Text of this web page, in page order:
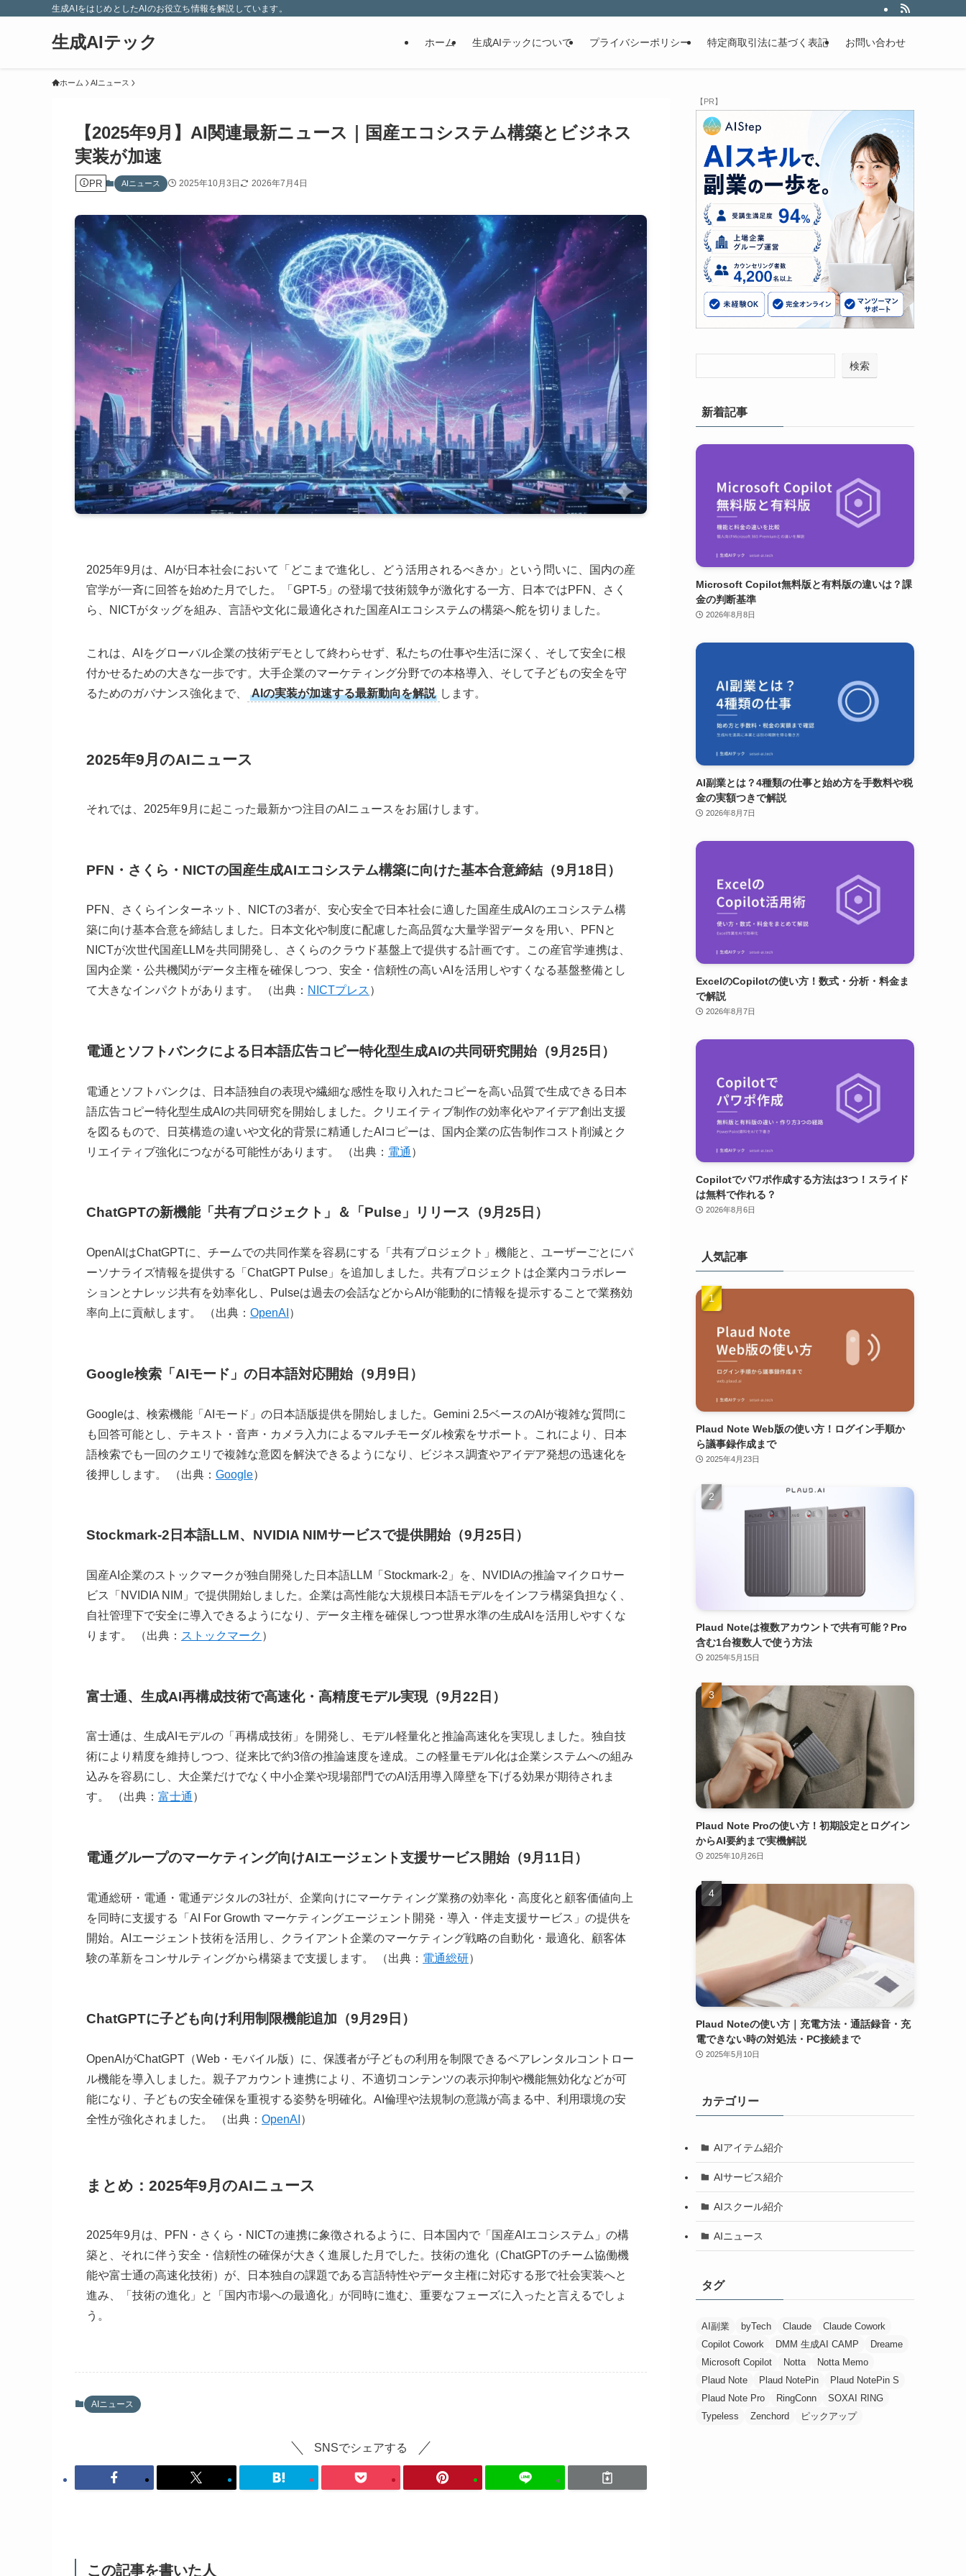
生成AIをはじめとしたAIのお役立ち情報を解説しています。
生成AIテック ホーム 生成AIテックについて プライバシーポリシー 特定商取引法に基づく表記 お問い合わせ
ホーム AIニュース
【2025年9月】AI関連最新ニュース｜国産エコシステム構築とビジネス
実装が加速
PR AIニュース 2025年10月3日 2026年7月4日
2025年9月は、AIが日本社会において「どこまで進化し、どう活用されるべきか」という問いに、国内の産
官学が一斉に回答を始めた月でした。「GPT-5」の登場で技術競争が激化する一方、日本ではPFN、さく
ら、NICTがタッグを組み、言語や文化に最適化された国産AIエコシステムの構築へ舵を切りました。
これは、AIをグローバル企業の技術デモとして終わらせず、私たちの仕事や生活に深く、そして安全に根
付かせるための大きな一歩です。大手企業のマーケティング分野での本格導入、そして子どもの安全を守
るためのガバナンス強化まで、
AIの実装が加速する最新動向を解説 します。
2025年9月のAIニュース
それでは、2025年9月に起こった最新かつ注目のAIニュースをお届けします。
PFN・さくら・NICTの国産生成AIエコシステム構築に向けた基本合意締結（9月18日）
PFN、さくらインターネット、NICTの3者が、安心安全で日本社会に適した国産生成AIのエコシステム構
築に向け基本合意を締結しました。日本文化や制度に配慮した高品質な大量学習データを用い、PFNと
NICTが次世代国産LLMを共同開発し、さくらのクラウド基盤上で提供する計画です。この産官学連携は、
国内企業・公共機関がデータ主権を確保しつつ、安全・信頼性の高いAIを活用しやすくなる基盤整備とし
て大きなインパクトがあります。 （出典： NICTプレス ）
電通とソフトバンクによる日本語広告コピー特化型生成AIの共同研究開始（9月25日）
電通とソフトバンクは、日本語独自の表現や繊細な感性を取り入れたコピーを高い品質で生成できる日本
語広告コピー特化型生成AIの共同研究を開始しました。クリエイティブ制作の効率化やアイデア創出支援
を図るもので、日英構造の違いや文化的背景に精通したAIコピーは、国内企業の広告制作コスト削減とク
リエイティブ強化につながる可能性があります。 （出典： 電通 ）
ChatGPTの新機能「共有プロジェクト」＆「Pulse」リリース（9月25日）
OpenAIはChatGPTに、チームでの共同作業を容易にする「共有プロジェクト」機能と、ユーザーごとにパ
ーソナライズ情報を提供する「ChatGPT Pulse」を追加しました。共有プロジェクトは企業内コラボレー
ションとナレッジ共有を効率化し、Pulseは過去の会話などからAIが能動的に情報を提示することで業務効
率向上に貢献します。 （出典： OpenAI ）
Google検索「AIモード」の日本語対応開始（9月9日）
Googleは、検索機能「AIモード」の日本語版提供を開始しました。Gemini 2.5ベースのAIが複雑な質問に
も回答可能とし、テキスト・音声・カメラ入力によるマルチモーダル検索をサポート。これにより、日本
語検索でも一回のクエリで複雑な意図を解決できるようになり、ビジネス調査やアイデア発想の迅速化を
後押しします。 （出典： Google）
Stockmark-2日本語LLM、NVIDIA NIMサービスで提供開始（9月25日）
国産AI企業のストックマークが独自開発した日本語LLM「Stockmark-2」を、NVIDIAの推論マイクロサー
ビス「NVIDIA NIM」で提供開始しました。企業は高性能な大規模日本語モデルをインフラ構築負担なく、
自社管理下で安全に導入できるようになり、データ主権を確保しつつ世界水準の生成AIを活用しやすくな
ります。 （出典： ストックマーク ）
富士通、生成AI再構成技術で高速化・高精度モデル実現（9月22日）
富士通は、生成AIモデルの「再構成技術」を開発し、モデル軽量化と推論高速化を実現しました。独自技
術により精度を維持しつつ、従来比で約3倍の推論速度を達成。この軽量モデル化は企業システムへの組み
込みを容易にし、大企業だけでなく中小企業や現場部門でのAI活用導入障壁を下げる効果が期待されま
す。 （出典： 富士通 ）
電通グループのマーケティング向けAIエージェント支援サービス開始（9月11日）
電通総研・電通・電通デジタルの3社が、企業向けにマーケティング業務の効率化・高度化と顧客価値向上
を同時に支援する「AI For Growth マーケティングエージェント開発・導入・伴走支援サービス」の提供を
開始。AIエージェント技術を活用し、クライアント企業のマーケティング戦略の自動化・最適化、顧客体
験の革新をコンサルティングから構築まで支援します。 （出典： 電通総研）
ChatGPTに子ども向け利用制限機能追加（9月29日）
OpenAIがChatGPT（Web・モバイル版）に、保護者が子どもの利用を制限できるペアレンタルコントロー
ル機能を導入しました。親子アカウント連携により、不適切コンテンツの表示抑制や機能無効化などが可
能になり、子どもの安全確保を重視する姿勢を明確化。AI倫理や法規制の意識が高まる中、利用環境の安
全性が強化されました。 （出典： OpenAI ）
まとめ：2025年9月のAIニュース
2025年9月は、PFN・さくら・NICTの連携に象徴されるように、日本国内で「国産AIエコシステム」の構
築と、それに伴う安全・信頼性の確保が大きく進展した月でした。技術の進化（ChatGPTのチーム協働機
能や富士通の高速化技術）が、日本独自の課題である言語特性やデータ主権に対応する形で社会実装へと
進み、「技術の進化」と「国内市場への最適化」が同時に進む、重要なフェーズに入ったと言えるでしょ
う。
AIニュース
SNSでシェアする
この記事を書いた人
【PR】
検索
新着記事
Microsoft Copilot無料版と有料版の違いは？課
金の判断基準
2026年8月8日
AI副業とは？4種類の仕事と始め方を手数料や税
金の実額つきで解説
2026年8月7日
ExcelのCopilotの使い方！数式・分析・料金ま
で解説
2026年8月7日
Copilotでパワポ作成する方法は3つ！スライド
は無料で作れる？
2026年8月6日
人気記事
Plaud Note Web版の使い方！ログイン手順か
ら議事録作成まで
2025年4月23日
Plaud Noteは複数アカウントで共有可能？Pro
含む1台複数人で使う方法
2025年5月15日
Plaud Note Proの使い方！初期設定とログイン
からAI要約まで実機解説
2025年10月26日
Plaud Noteの使い方｜充電方法・通話録音・充
電できない時の対処法・PC接続まで
2025年5月10日
カテゴリー
AIアイテム紹介
AIサービス紹介
AIスクール紹介
AIニュース
タグ
AI副業 byTech Claude
Claude Cowork
Copilot Cowork
DMM 生成AI CAMP
Dreame
Microsoft Copilot
Notta
Notta Memo
Plaud Note
Plaud NotePin
Plaud NotePin S
Plaud Note Pro
RingConn
SOXAI RING
Typeless
Zenchord ピックアップ